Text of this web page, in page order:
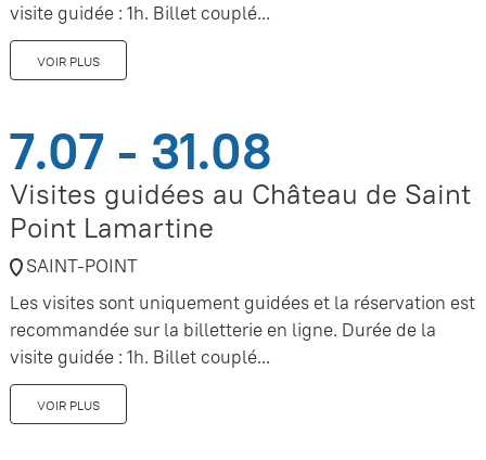
visite guidée : 1h. Billet couplé...
VOIR PLUS
7.07 - 31.08
Visites guidées au Château de Saint
Point Lamartine
SAINT-POINT
Les visites sont uniquement guidées et la réservation est
recommandée sur la billetterie en ligne. Durée de la
visite guidée : 1h. Billet couplé...
VOIR PLUS